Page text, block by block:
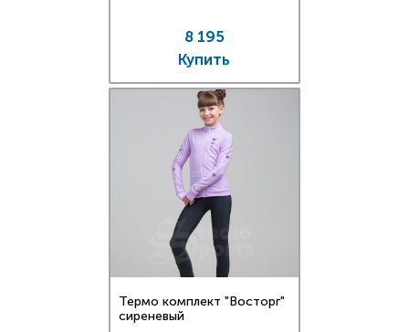
8 195
Купить
Термо комплект "Восторг"
сиреневый